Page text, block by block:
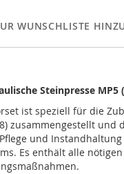
WUNSCHLISTE
Steinpresse MP5
ist speziell für die
zusammengestellt und
und Instandhaltung
Es enthält alle